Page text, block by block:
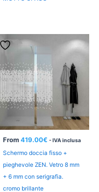
From 419.00€ - IVA inclusa
Schermo doccia fisso +
pieghevole ZEN. Vetro 8 mm
+ 6 mm con serigrafia.
cromo brillante